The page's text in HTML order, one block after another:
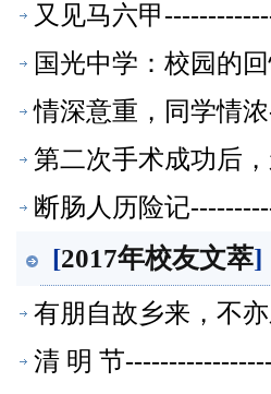
又见马六甲
国光中学：校园的
情深意重，同学情
第二次手术成功后
断肠人历险记
[2017年校友文萃]
有朋自故乡来，不
清 明 节